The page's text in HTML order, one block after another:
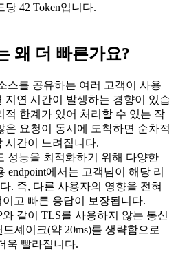
42 Token입니다.
왜 더 빠른가요?
스를 공유하는 여러 고객이 사용
지연 시간이 발생하는 경향이 있습
적 한계가 있어 처리할 수 있는 작
은 요청이 동시에 도착하면 순차적
시간이 느려집니다.
성능을 최적화하기 위해 다양한
endpoint에서는 고객님이 해당 리
. 즉, 다른 사용자의 영향을 전혀
고 빠른 응답이 보장됩니다.
와 같이 TLS를 사용하지 않는 통신
셰이크(약 20ms)를 생략함으로
욱 빨라집니다.